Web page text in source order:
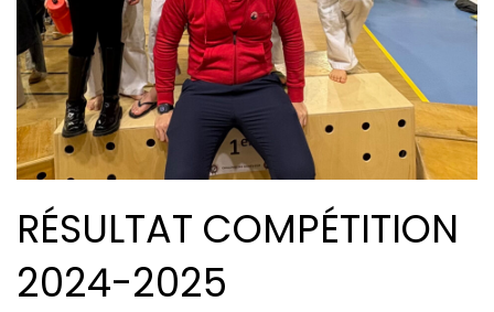
RÉSULTAT COMPÉTITION
2024-2025